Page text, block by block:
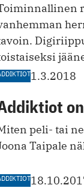
1.3.2018
peli- tai
Taipale